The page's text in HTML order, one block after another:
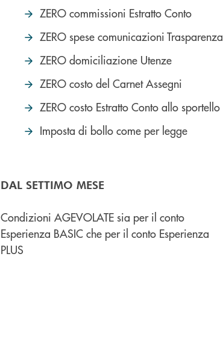
ZERO commissioni Estratto Conto
ZERO spese comunicazioni Trasparenza
ZERO domiciliazione Utenze
ZERO costo del Carnet Assegni
ZERO costo Estratto Conto allo sportello
Imposta di bollo come per legge
DAL SETTIMO MESE
Condizioni AGEVOLATE sia per il conto
Esperienza BASIC che per il conto Esperienza
PLUS